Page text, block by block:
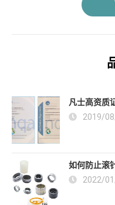
凡士高资质
2019/
如何防止滚
2022/